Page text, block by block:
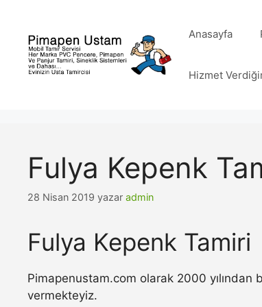
Anasayfa
Hizmet
Fulya Kepenk
28 Nisan 2019 yazar admin
Fulya Kepenk Tamiri
Pimapenustam.com olarak 2000
vermekteyiz.